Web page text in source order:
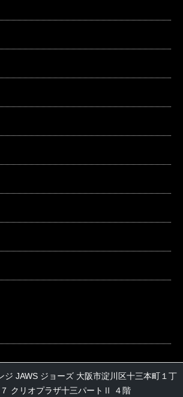
ジ JAWS ジョーズ 大阪市淀川区十三本町１丁
クリオプラザ十三パートⅡ ４階